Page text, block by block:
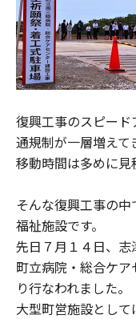
復興工事のスピー
通規制が一層増えて
移動時間は多めに見
そんな復興工事の中
福祉施設です。
先日７月１４日、志
町立病院・総合ケ
り行なわれました。
大型町営施設として